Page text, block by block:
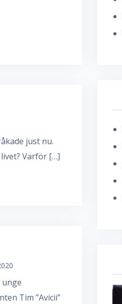
just nu.
Varför […]
unge
Tim ”Avicii”